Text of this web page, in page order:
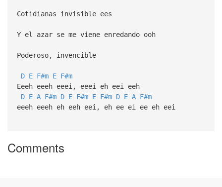
Cotidianas invisible ees
Y el azar se me viene enredando ooh
Poderoso, invencible
D E F#m E F#m
Eeeh eeeh eeei, eeei eh eei eeh
D E A F#m D E F#m E F#m D E A F#m
eeeh eeeh eh eeh eei, eh ee ei ee eh eei
Comments